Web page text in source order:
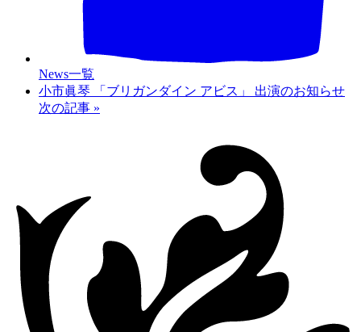
News一覧
小市眞琴 「ブリガンダイン アビス」 出演のお知らせ
次の記事 »